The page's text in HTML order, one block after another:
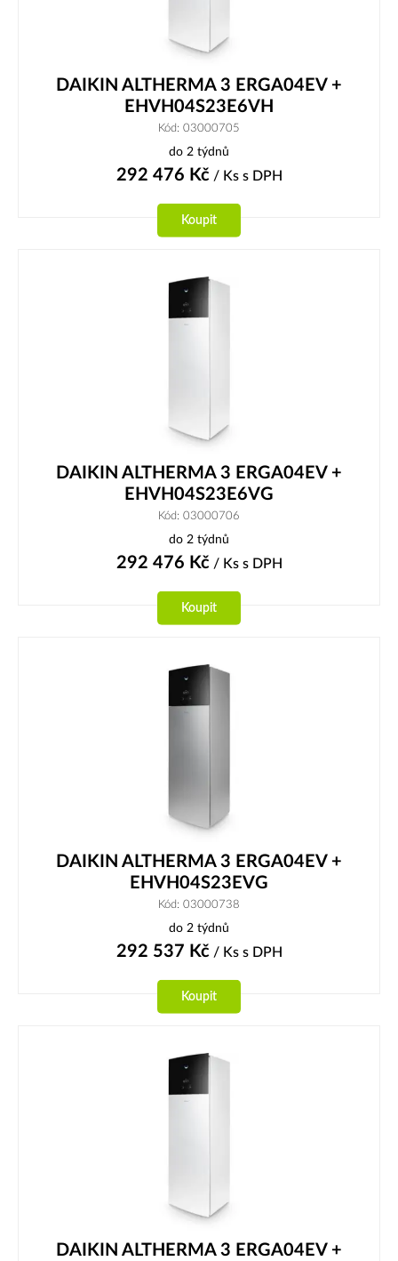
DAIKIN ALTHERMA 3 ERGA04EV +
EHVH04S23E6VH
Kód: 03000705
do 2 týdnů
292 476 Kč/ Ks s DPH
Koupit
DAIKIN ALTHERMA 3 ERGA04EV +
EHVH04S23E6VG
Kód: 03000706
do 2 týdnů
292 476 Kč/ Ks s DPH
Koupit
DAIKIN ALTHERMA 3 ERGA04EV +
EHVH04S23EVG
Kód: 03000738
do 2 týdnů
292 537 Kč/ Ks s DPH
Koupit
DAIKIN ALTHERMA 3 ERGA04EV +